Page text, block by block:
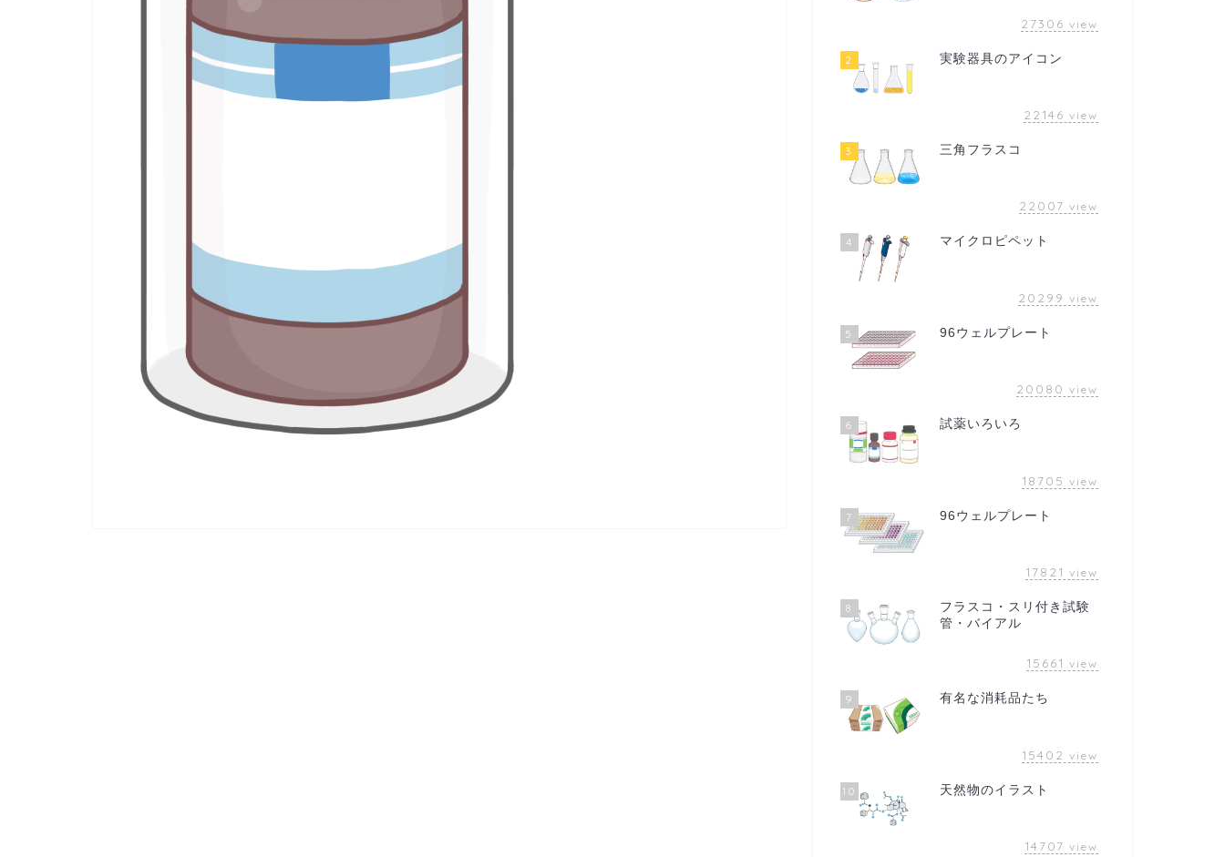
27306 view
2 実験器具のアイコン
22146 view
3 三角フラスコ
22007 view
4 マイクロピペット
20299 view
5 96ウェルプレート
20080 view
6 試薬いろいろ
18705 view
7 96ウェルプレート
17821 view
8
フラスコ・スリ付き試験
管・バイアル
15661 view
9 有名な消耗品たち
15402 view
10 天然物のイラスト
14707 view